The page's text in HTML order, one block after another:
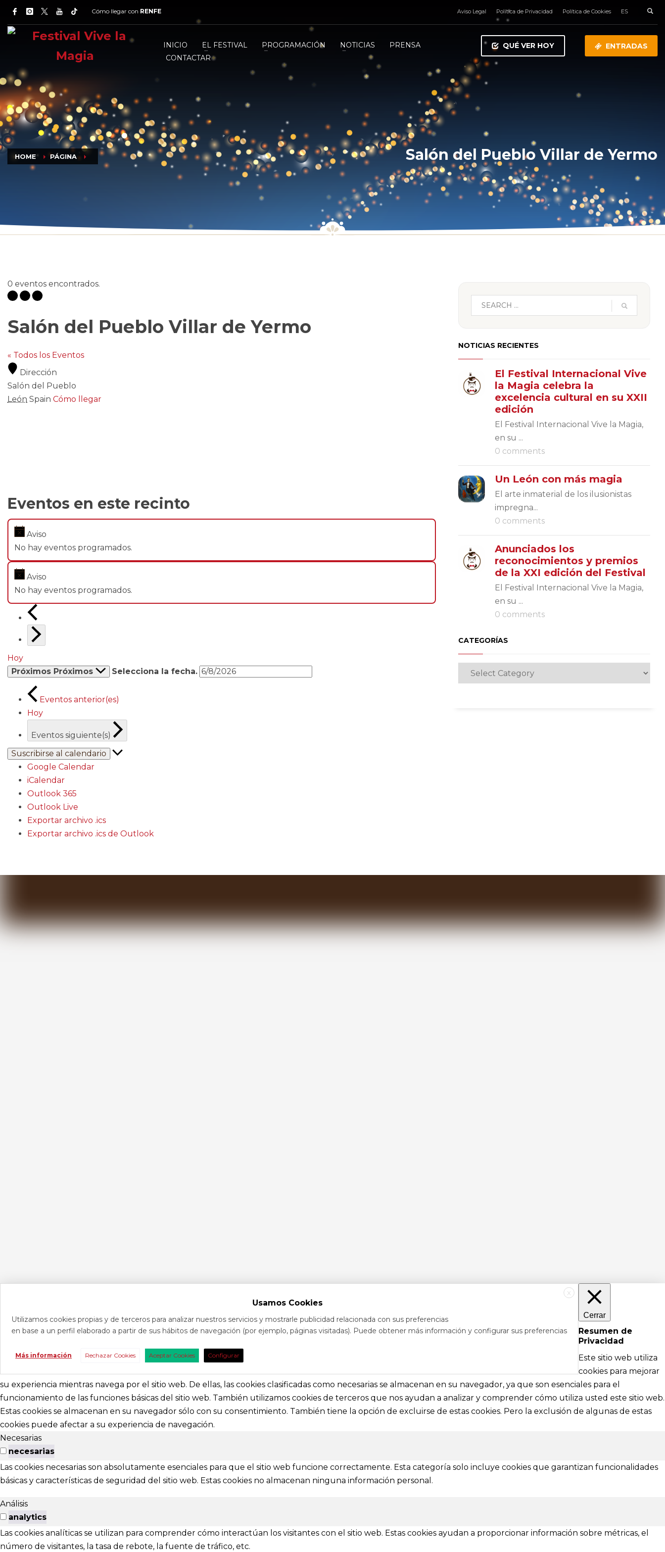
Cómo llegar con RENFE Aviso Legal Política de Privacidad Política de Cookies ES
INICIO EL FESTIVAL PROGRAMACIÓN NOTICIAS
PRENSA
CONTACTAR
QUÉ VER HOY ENTRADAS
HOME PÁGINA Salón del Pueblo Villar de Yermo
0 eventos encontrados.
Salón del Pueblo Villar de Yermo
« Todos los Eventos
Dirección
Salón del Pueblo
León Spain Cómo llegar
Eventos en este recinto
Aviso
No hay eventos programados.
Aviso
No hay eventos programados.
Hoy
Próximos Próximos Selecciona la fecha.
Eventos anterior(es)
Hoy
Eventos siguiente(s)
Suscribirse al calendario
Google Calendar
iCalendar
Outlook 365
Outlook Live
Exportar archivo .ics
Exportar archivo .ics de Outlook
NOTICIAS RECIENTES
El Festival Internacional Vive
la Magia celebra la
excelencia cultural en su XXII
edición
El Festival Internacional Vive la Magia,
en su ...
0 comments
Un León con más magia
El arte inmaterial de los ilusionistas
impregna...
0 comments
Anunciados los
reconocimientos y premios
de la XXI edición del Festival
El Festival Internacional Vive la Magia,
en su ...
0 comments
CATEGORÍAS
Consúltanos sobre eventos y espectáculos o contacta con
nosotros para solictar información general
abracadabra@festivalvivelamagia.es
festivalvivelamagia.es
secciones e información
Inicio
El festival
Textos legales e información técnica sobre
nuestra web
Aviso Legal
Política de Privacidad
Ponferrada Ávila
X
Usamos Cookies
Utilizamos cookies propias y de terceros para analizar nuestros servicios y mostrarle publicidad relacionada con sus preferencias
en base a un perfil elaborado a partir de sus hábitos de navegación (por ejemplo, páginas visitadas). Puede obtener más información y configurar sus preferencias
Más información Rechazar Cookies Aceptar Cookies Configurar
Cerrar
Resumen de
Privacidad
Este sitio web utiliza
cookies para mejorar
su experiencia mientras navega por el sitio web. De ellas, las cookies clasificadas como necesarias se almacenan en su navegador, ya que son esenciales para el
funcionamiento de las funciones básicas del sitio web. También utilizamos cookies de terceros que nos ayudan a analizar y comprender cómo utiliza usted este sitio web.
Estas cookies se almacenan en su navegador sólo con su consentimiento. También tiene la opción de excluirse de estas cookies. Pero la exclusión de algunas de estas
cookies puede afectar a su experiencia de navegación.
Necesarias
necesarias
Las cookies necesarias son absolutamente esenciales para que el sitio web funcione correctamente. Esta categoría solo incluye cookies que garantizan funcionalidades
básicas y características de seguridad del sitio web. Estas cookies no almacenan ninguna información personal.
Análisis
analytics
Las cookies analíticas se utilizan para comprender cómo interactúan los visitantes con el sitio web. Estas cookies ayudan a proporcionar información sobre métricas, el
número de visitantes, la tasa de rebote, la fuente de tráfico, etc.